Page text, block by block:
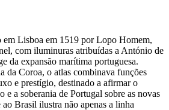
Lisboa em 1519 por Lopo Homem,
com iluminuras atribuídas a António de
da expansão marítima portuguesa.
da Coroa, o atlas combinava funções
e prestígio, destinado a afirmar o
e a soberania de Portugal sobre as novas
Brasil ilustra não apenas a linha